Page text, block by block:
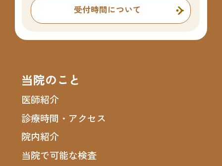
受付時間について
当院のこと
医師紹介
診療時間・アクセス
院内紹介
当院で可能な検査